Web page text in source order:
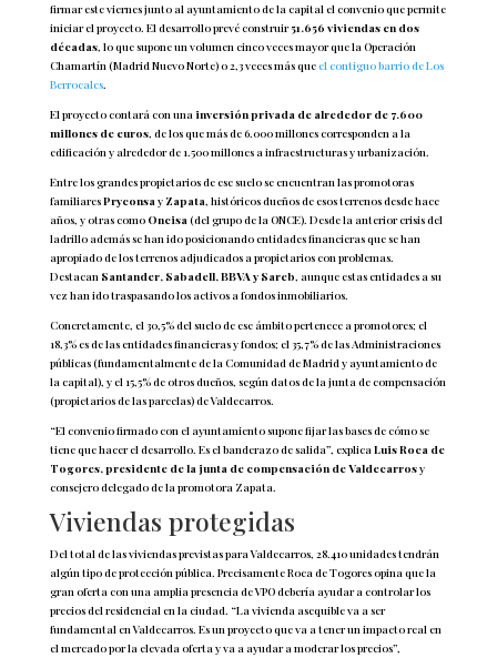
firmar este viernes junto al ayuntamiento de la capital el convenio que permite
iniciar el proyecto. El desarrollo prevé construir51.656 viviendas en dos
décadas, lo que supone un volumen cinco veces mayor que la Operación
Chamartín (Madrid Nuevo Norte) o 2,3 veces más queel contiguo barrio de Los
Berrocales.
El proyecto contará con una inversión privada de alrededor de 7.600
millones de euros, de los que más de 6.000 millones corresponden a la
edificación y alrededor de 1.500 millones a infraestructuras y urbanización.
Entre los grandes propietarios de ese suelo se encuentran las promotoras
familiaresPryconsay Zapata, históricos dueños de esos terrenos desde hace
años, y otras como Oncisa(del grupo de la ONCE). Desde la anterior crisis del
ladrillo además se han ido posicionando entidades financieras que se han
apropiado de los terrenos adjudicados a propietarios con problemas.
Destacan Santander, Sabadell, BBVA y Sareb, aunque estas entidades a su
vez han ido traspasando los activos a fondos inmobiliarios.
Concretamente, el 30,5% del suelo de ese ámbito pertenece a promotores; el
18,3% es de las entidades financieras y fondos; el 35,7% de las Administraciones
públicas (fundamentalmente de la Comunidad de Madrid y ayuntamiento de
la capital), y el 15,5% de otros dueños, según datos de la junta de compensación
(propietarios de las parcelas) de Valdecarros.
“El convenio firmado con el ayuntamiento supone fijar las bases de cómo se
tiene que hacer el desarrollo. Es el banderazo de salida”, explicaLuis Roca de
Togores, presidente de la junta de compensación de Valdecarrosy
consejero delegado de la promotora Zapata.
Viviendas protegidas
Del total de las viviendas previstas para Valdecarros, 28.410 unidades tendrán
algún tipo de protección pública. Precisamente Roca de Togores opina que la
gran oferta con una amplia presencia de VPO debería ayudar a controlar los
precios del residencial en la ciudad. “La vivienda asequible va a ser
fundamental en Valdecarros. Es un proyecto que va a tener un impacto real en
el mercado por la elevada oferta y va a ayudar a moderar los precios”,